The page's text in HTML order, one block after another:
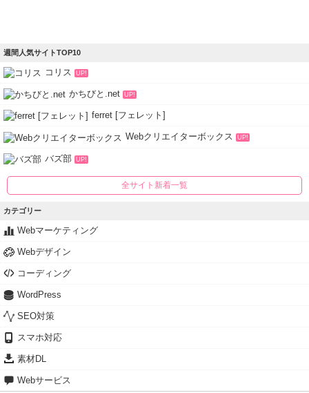
週間人気サイトTOP10
コリス UP!
かちびと.net UP!
ferret [フェレット]
Webクリエイターボックス UP!
バズ部 UP!
全サイト新着一覧
カテゴリー
Webマーケティング
Webデザイン
コーディング
WordPress
SEO対策
スマホ対応
素材DL
Webサービス